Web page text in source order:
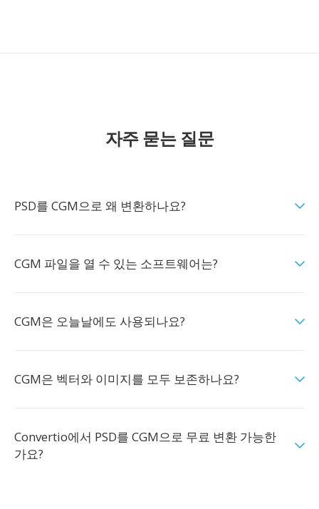
자주 묻는 질문
PSD를 CGM으로 왜 변환하나요?
CGM 파일을 열 수 있는 소프트웨어는?
CGM은 오늘날에도 사용되나요?
CGM은 벡터와 이미지를 모두 보존하나요?
Convertio에서 PSD를 CGM으로 무료 변환 가능한
가요?